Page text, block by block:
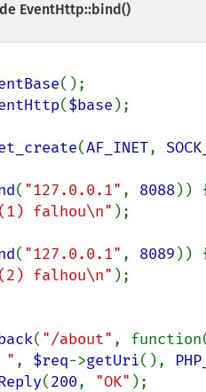
EventHttp::bind()
($base );
(AF_INET,
( "127.0.0.1" , 8088))
falhou\n" );
( "127.0.0.1" , 8089 ))
falhou\n" );
( "/about" ,
" , $req->getUri(),
(200, "OK" );